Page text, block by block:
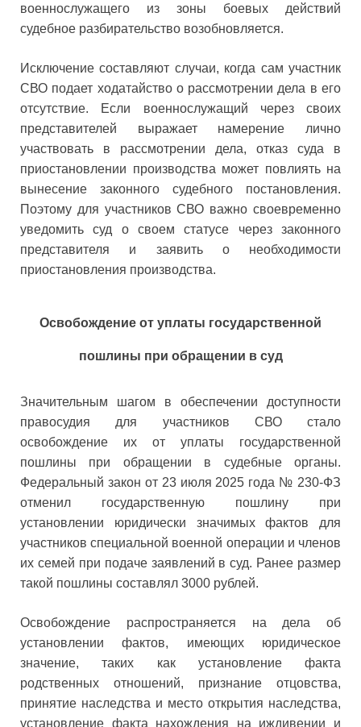
военнослужащего из зоны боевых действий
судебное разбирательство возобновляется.
Исключение составляют случаи, когда сам участник
СВО подает ходатайство о рассмотрении дела в его
отсутствие. Если военнослужащий через своих
представителей выражает намерение лично
участвовать в рассмотрении дела, отказ суда в
приостановлении производства может повлиять на
вынесение законного судебного постановления.
Поэтому для участников СВО важно своевременно
уведомить суд о своем статусе через законного
представителя и заявить о необходимости
приостановления производства.
Освобождение от уплаты государственной
пошлины при обращении в суд
Значительным шагом в обеспечении доступности
правосудия для участников СВО стало
освобождение их от уплаты государственной
пошлины при обращении в судебные органы.
Федеральный закон от 23 июля 2025 года № 230-ФЗ
отменил государственную пошлину при
установлении юридически значимых фактов для
участников специальной военной операции и членов
их семей при подаче заявлений в суд. Ранее размер
такой пошлины составлял 3000 рублей.
Освобождение распространяется на дела об
установлении фактов, имеющих юридическое
значение, таких как установление факта
родственных отношений, признание отцовства,
принятие наследства и место открытия наследства,
установление факта нахождения на иждивении и